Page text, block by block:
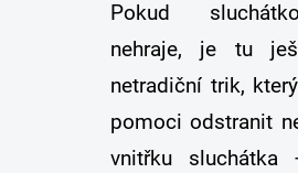
Pokud
nehraje, je tu
netradiční trik,
pomoci odstranit
vnitřku sluchátka